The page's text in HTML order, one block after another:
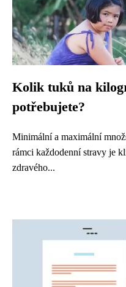
Kolik tuků na
potřebujete?
Minimální a maximální
rámci každodenní stravy je
zdravého...